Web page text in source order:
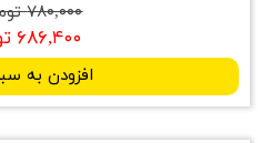
۷۸۰,۰۰۰ تومان
۶۸۶,۴۰۰ تومان
افزودن به